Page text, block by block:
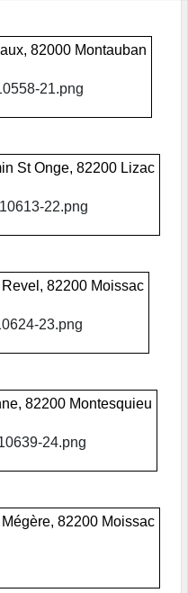
82000 Montauban
St Onge, 82200 Lizac
82200 Moissac
82200 Montesquieu
82200 Moissac